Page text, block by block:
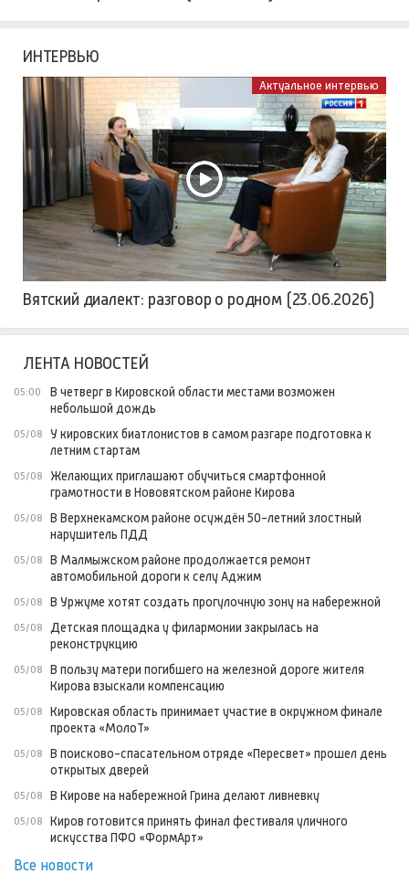
ИНТЕРВЬЮ
Актуальное интервью
Вятский диалект: разговор о родном (23.06.2026)
ЛЕНТА НОВОСТЕЙ
05:00
В четверг в Кировской области местами возможен
небольшой дождь
05/08
У кировских биатлонистов в самом разгаре подготовка к
летним стартам
05/08
Желающих приглашают обучиться смартфонной
грамотности в Нововятском районе Кирова
05/08
В Верхнекамском районе осуждён 50-летний злостный
нарушитель ПДД
05/08
В Малмыжском районе продолжается ремонт
автомобильной дороги к селу Аджим
05/08 В Уржуме хотят создать прогулочную зону на набережной
05/08
Детская площадка у филармонии закрылась на
реконструкцию
05/08
В пользу матери погибшего на железной дороге жителя
Кирова взыскали компенсацию
05/08
Кировская область принимает участие в окружном финале
проекта «МолоТ»
05/08
В поисково-спасательном отряде «Пересвет» прошел день
открытых дверей
05/08 В Кирове на набережной Грина делают ливневку
05/08
Киров готовится принять финал фестиваля уличного
искусства ПФО «ФормАрт»
Все новости